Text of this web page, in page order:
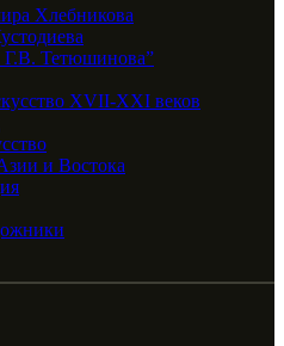
Хлебникова
Тетюшинова”
XVII-XXI веков
и Востока